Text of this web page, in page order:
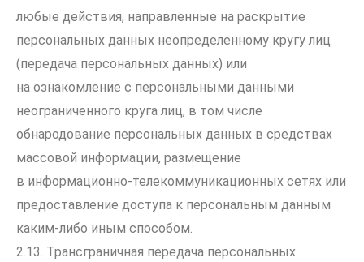
любые действия, направленные на раскрытие
персональных данных неопределенному кругу лиц
(передача персональных данных) или
на ознакомление с персональными данными
неограниченного круга лиц, в том числе
обнародование персональных данных в средствах
массовой информации, размещение
в информационно-телекоммуникационных сетях или
предоставление доступа к персональным данным
каким-либо иным способом.
2.13. Трансграничная передача персональных